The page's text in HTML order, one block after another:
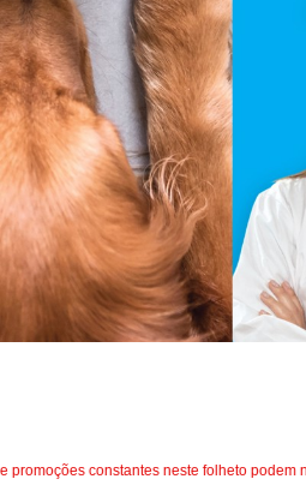
constantes neste folheto podem